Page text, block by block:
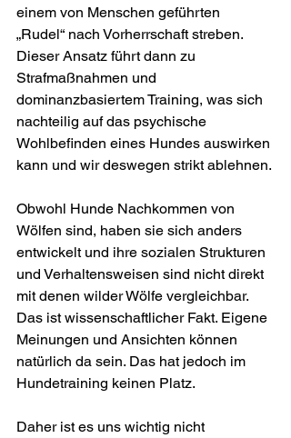
einem von Menschen geführten
„Rudel“ nach Vorherrschaft streben.
Dieser Ansatz führt dann zu
Strafmaßnahmen und
dominanzbasiertem Training, was sich
nachteilig auf das psychische
Wohlbefinden eines Hundes auswirken
kann und wir deswegen strikt ablehnen.
Obwohl Hunde Nachkommen von
Wölfen sind, haben sie sich anders
entwickelt und ihre sozialen Strukturen
und Verhaltensweisen sind nicht direkt
mit denen wilder Wölfe vergleichbar.
Das ist wissenschaftlicher Fakt. Eigene
Meinungen und Ansichten können
natürlich da sein. Das hat jedoch im
Hundetraining keinen Platz.
Daher ist es uns wichtig nicht